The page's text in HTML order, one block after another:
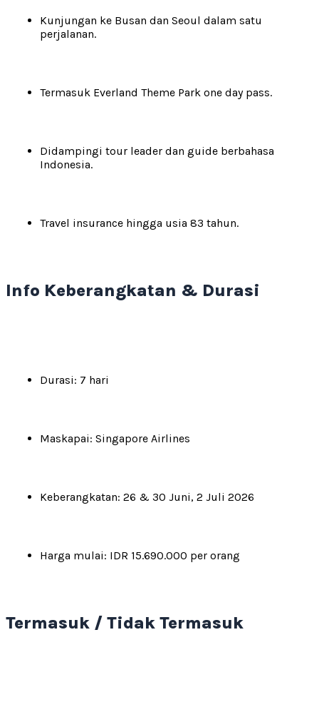
Kunjungan ke Busan dan Seoul dalam satu
perjalanan.
Termasuk Everland Theme Park one day pass.
Didampingi tour leader dan guide berbahasa
Indonesia.
Travel insurance hingga usia 83 tahun.
Info Keberangkatan & Durasi
Durasi: 7 hari
Maskapai: Singapore Airlines
Keberangkatan: 26 & 30 Juni, 2 Juli 2026
Harga mulai: IDR 15.690.000 per orang
Termasuk / Tidak Termasuk